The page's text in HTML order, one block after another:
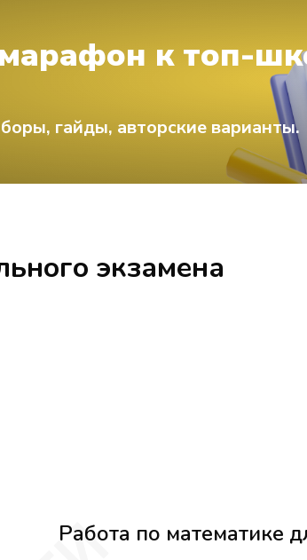
к топ-
гайды, авторские варианты.
экзамена
Работа по математике